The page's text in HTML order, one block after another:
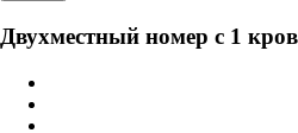
Двухместный номер с 1